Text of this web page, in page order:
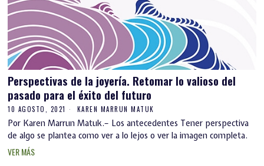
Perspectivas de la joyería. Retomar lo valioso del
pasado para el éxito del futuro
10 AGOSTO, 2021 KAREN MARRUN MATUK
Por Karen Marrun Matuk.– Los antecedentes Tener perspectiva
de algo se plantea como ver a lo lejos o ver la imagen completa.
VER MÁS